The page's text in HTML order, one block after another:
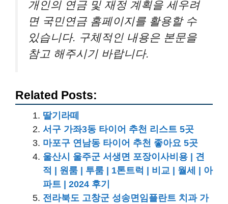
개인의 연금 및 재정 계획을 세우려
면 국민연금 홈페이지를 활용할 수
있습니다. 구체적인 내용은 본문을
참고 해주시기 바랍니다.
Related Posts:
딸기라떼
서구 가좌3동 타이어 추천 리스트 5곳
마포구 연남동 타이어 추천 좋아요 5곳
울산시 울주군 서생면 포장이사비용 | 견
적 | 원룸 | 투룸 | 1톤트럭 | 비교 | 월세 | 아
파트 | 2024 후기
전라북도 고창군 성송면임플란트 치과 가